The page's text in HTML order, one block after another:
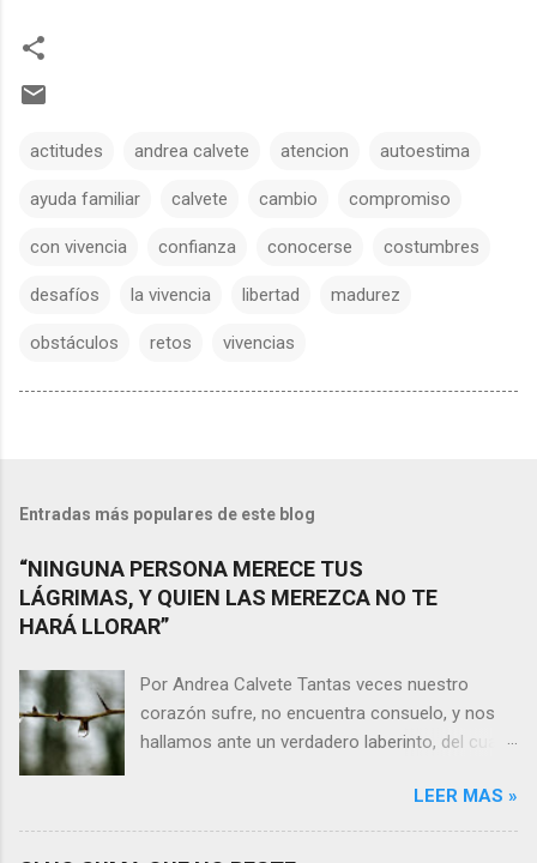
actitudes andrea calvete atencion autoestima
ayuda familiar calvete cambio compromiso
con vivencia confianza conocerse costumbres
desafíos la vivencia libertad madurez
obstáculos retos vivencias
Entradas más populares de este blog
“NINGUNA PERSONA MERECE TUS
LÁGRIMAS, Y QUIEN LAS MEREZCA NO TE
HARÁ LLORAR”
Por Andrea Calvete Tantas veces nuestro
corazón sufre, no encuentra consuelo, y nos
hallamos ante un verdadero laberinto, del cual
razones pierden el sentido, y las respuestas se
alejan tan distantes que no alcanzamos a
LEER MAS »